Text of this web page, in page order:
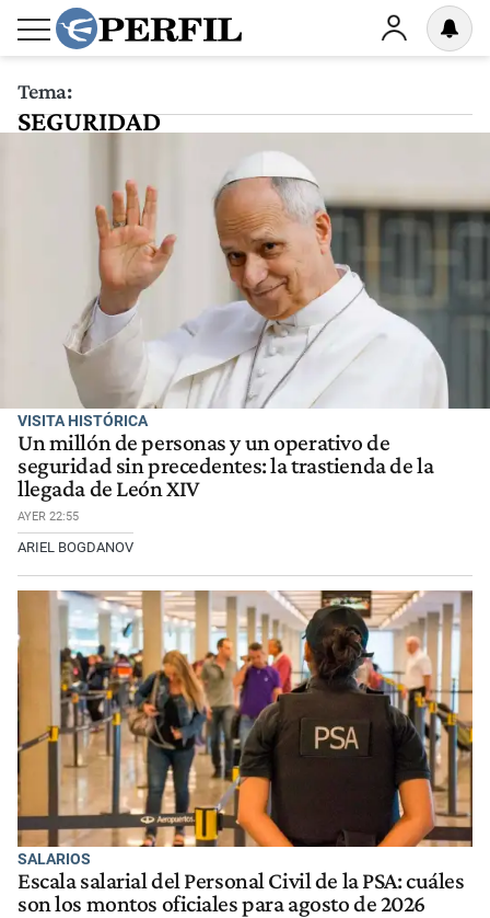
Tema:
SEGURIDAD
VISITA HISTÓRICA
Un millón de personas y un operativo de
seguridad sin precedentes: la trastienda de la
llegada de León XIV
AYER 22:55
ARIEL BOGDANOV
SALARIOS
Escala salarial del Personal Civil de la PSA: cuáles
son los montos oficiales para agosto de 2026